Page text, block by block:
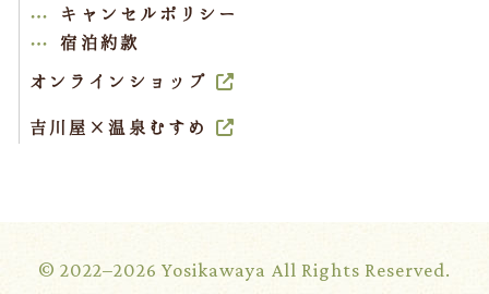
キャンセルポリシー
宿泊約款
オンラインショップ
吉川屋×温泉むすめ
© 2022–2026 Yosikawaya All Rights Reserved.